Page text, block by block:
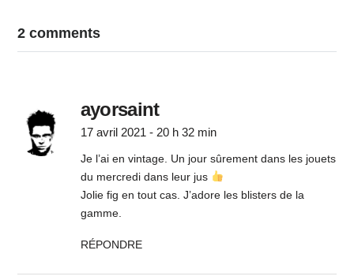
2 comments
ayorsaint
17 avril 2021 - 20 h 32 min
Je l’ai en vintage. Un jour sûrement dans les jouets
du mercredi dans leur jus
Jolie fig en tout cas. J’adore les blisters de la
gamme.
RÉPONDRE